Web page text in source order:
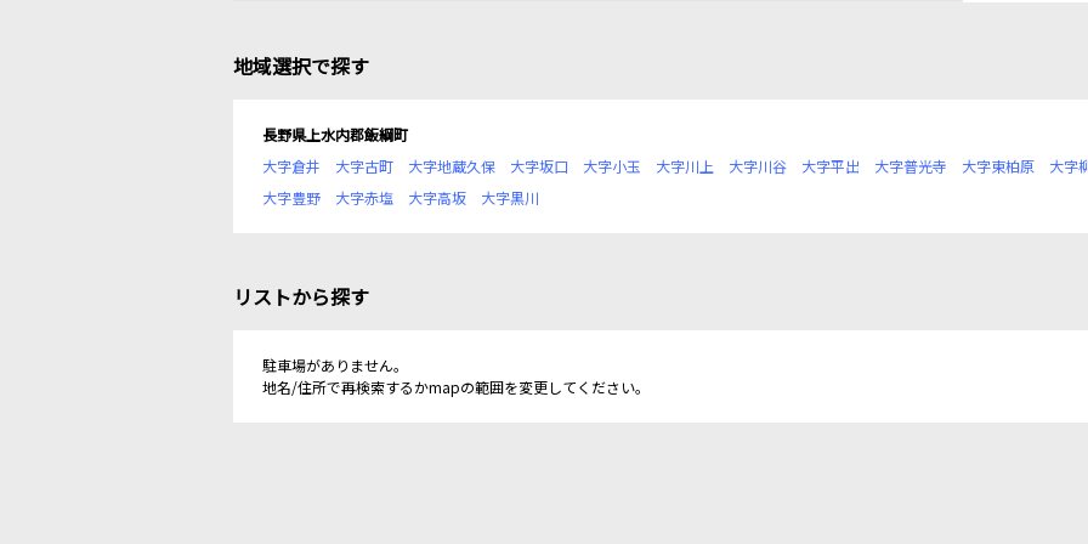
地域選択で探す
長野県上水内郡飯綱町
大字倉井
大字古町 大字地蔵久保 大字坂口 大字小玉 大字川上 大字川谷 大字平出 大字普光寺 大字東柏原 大字
大字豊野
大字赤塩 大字高坂 大字黒川
リストから探す
駐車場がありません。
地名/住所で再検索するかmapの範囲を変更してください。